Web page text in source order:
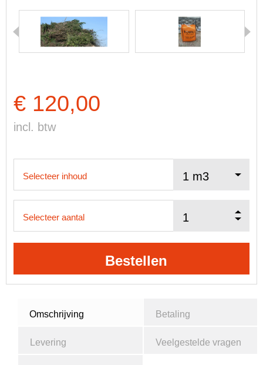
€ 120,00
incl. btw
Selecteer inhoud
Selecteer aantal
Bestellen
Omschrijving Betaling
Levering Veelgestelde vragen